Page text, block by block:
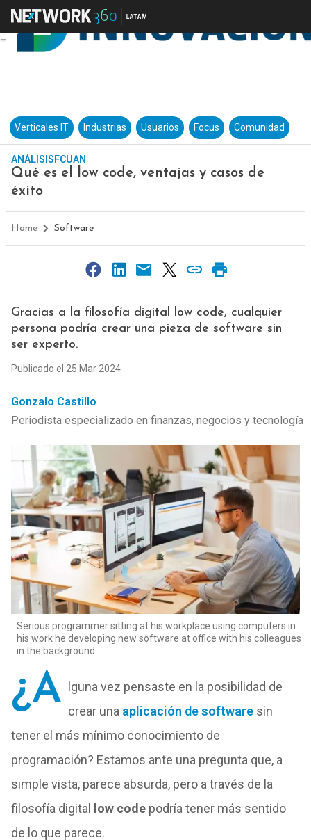
Verticales IT Industrias Usuarios Focus Comunidad
ANÁLISISFCUAN
Qué es el low code, ventajas y casos de
éxito
Home Software
Gracias a la filosofía digital low code, cualquier
persona podría crear una pieza de software sin
ser experto.
Publicado el 25 Mar 2024
Gonzalo Castillo
Periodista especializado en finanzas, negocios y tecnología
Serious programmer sitting at his workplace using computers in
his work he developing new software at office with his colleagues
in the background
¿A
lguna vez pensaste en la posibilidad de
crear una aplicación de softwaresin
tener el más mínimo conocimiento de
programación? Estamos ante una pregunta que, a
simple vista, parece absurda, pero a través de la
filosofía digital
low code podría tener más sentido
de lo que parece.